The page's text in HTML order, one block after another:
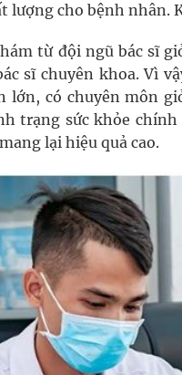
lượng cho bệnh nhân.
từ đội ngũ bác sĩ
sĩ chuyên khoa. Vì
lớn, có chuyên môn
trạng sức khỏe
lại hiệu quả cao.